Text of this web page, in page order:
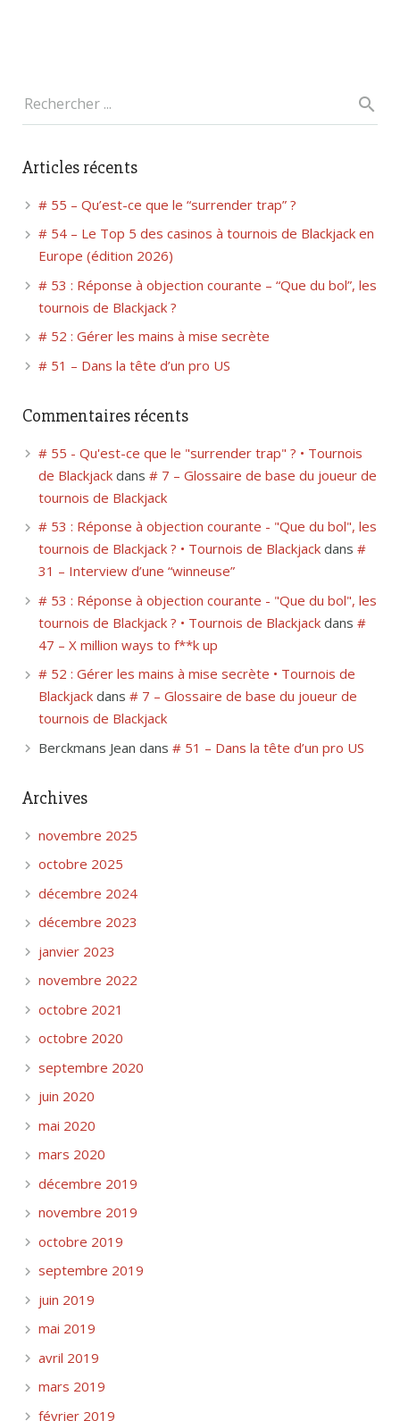
Articles récents
# 55 – Qu’est-ce que le “surrender trap” ?
# 54 – Le Top 5 des casinos à tournois de Blackjack en
Europe (édition 2026)
# 53 : Réponse à objection courante – “Que du bol”, les
tournois de Blackjack ?
# 52 : Gérer les mains à mise secrète
# 51 – Dans la tête d’un pro US
Commentaires récents
# 55 - Qu'est-ce que le "surrender trap" ? • Tournois
de Blackjack dans # 7 – Glossaire de base du joueur de
tournois de Blackjack
# 53 : Réponse à objection courante - "Que du bol", les
tournois de Blackjack ? • Tournois de Blackjack dans #
31 – Interview d’une “winneuse”
# 53 : Réponse à objection courante - "Que du bol", les
tournois de Blackjack ? • Tournois de Blackjack dans #
47 – X million ways to f**k up
# 52 : Gérer les mains à mise secrète • Tournois de
Blackjack dans # 7 – Glossaire de base du joueur de
tournois de Blackjack
Berckmans Jean dans # 51 – Dans la tête d’un pro US
Archives
novembre 2025
octobre 2025
décembre 2024
décembre 2023
janvier 2023
novembre 2022
octobre 2021
octobre 2020
septembre 2020
juin 2020
mai 2020
mars 2020
décembre 2019
novembre 2019
octobre 2019
septembre 2019
juin 2019
mai 2019
avril 2019
mars 2019
février 2019